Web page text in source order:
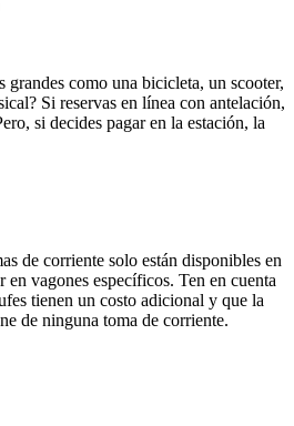
grandes como una bicicleta, un scooter,
Si reservas en línea con antelación,
si decides pagar en la estación, la
de corriente solo están disponibles en
en vagones específicos. Ten en cuenta
tienen un costo adicional y que la
de ninguna toma de corriente.